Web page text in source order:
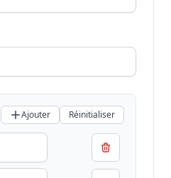
Ajouter Réinitialiser